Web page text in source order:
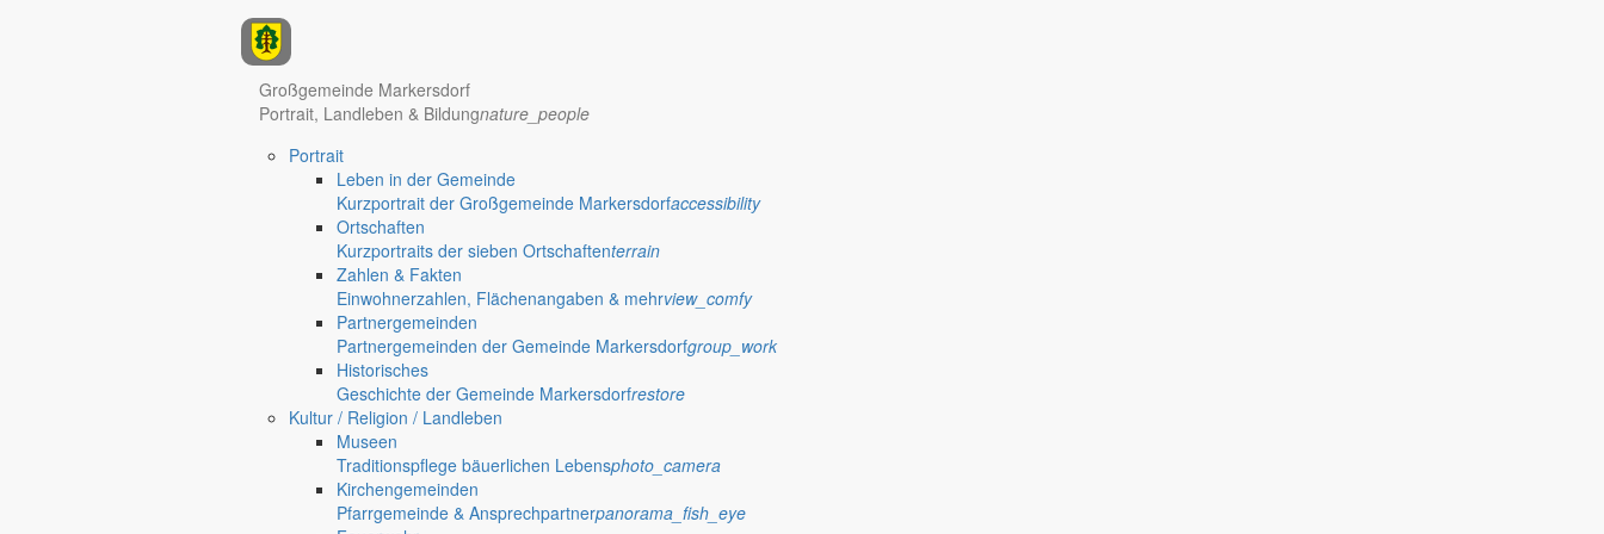
Regional werben auf markersdorf.de! anzeigen@gemeinde-markersdorf.de
Großgemeinde Markersdorf
Portrait, Landleben & Bildungnature_people
Portrait
Leben in der Gemeinde
Kurzportrait der Großgemeinde Markersdorfaccessibility
Ortschaften
Kurzportraits der sieben Ortschaftenterrain
Zahlen & Fakten
Einwohnerzahlen, Flächenangaben & mehrview_comfy
Partnergemeinden
Partnergemeinden der Gemeinde Markersdorfgroup_work
Historisches
Geschichte der Gemeinde Markersdorfrestore
Kultur / Religion / Landleben
Museen
Traditionspflege bäuerlichen Lebensphoto_camera
Kirchengemeinden
Pfarrgemeinde & Ansprechpartnerpanorama_fish_eye
Deutsch-Paulsdorf
Jauernick-Buschbach